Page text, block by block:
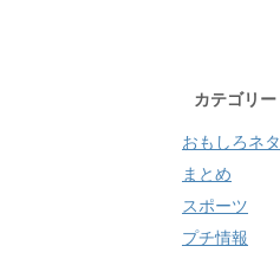
カテゴリー
おもしろネタ
まとめ
スポーツ
プチ情報